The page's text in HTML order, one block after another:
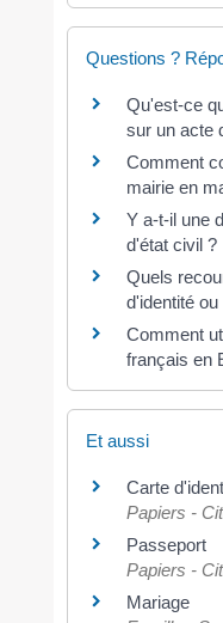
Questions ?
Qu'est-ce
sur un acte
Comment
mairie en
Y a-t-il une
d'état civil ?
Quels
d'identité
Comment
français en
Et aussi
Carte
Papiers -
Passeport
Papiers -
Mariage